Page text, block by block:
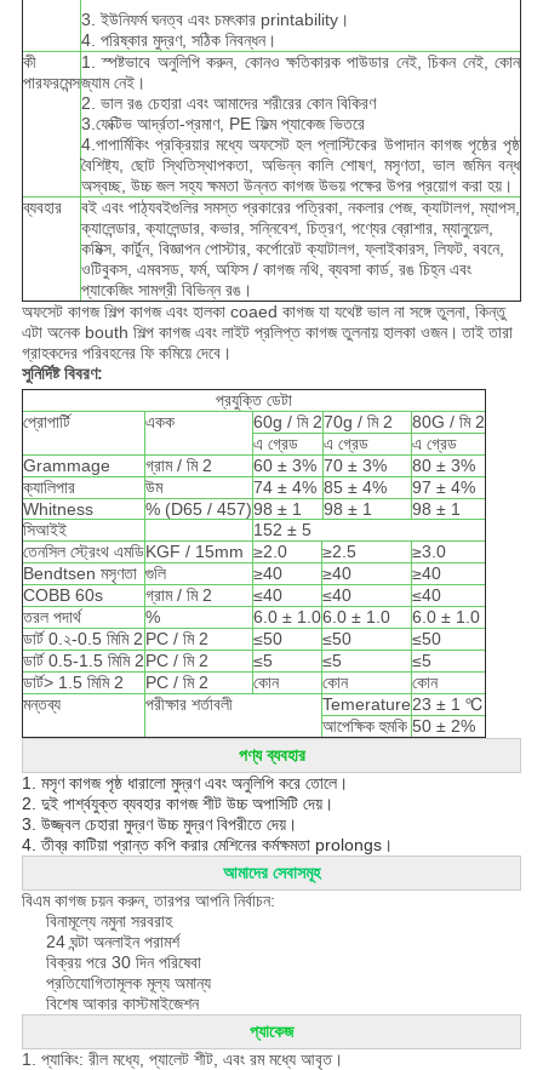
3. ইউনিফর্ম ঘনত্ব এবং চমৎকার printability।
4. পরিষ্কার মুদ্রণ, সঠিক নিবন্ধন।
কী
পারফরমেন্স
1. স্পষ্টভাবে অনুলিপি করুন, কোনও ক্ষতিকারক পাউডার নেই, চিকন নেই, কোন
জ্যাম নেই।
2. ভাল রঙ চেহারা এবং আমাদের শরীরের কোন বিকিরণ
3.ফেক্টিভ আর্দ্রতা-প্রমাণ, PE ফিল্ম প্যাকেজ ভিতরে
4.পাপার্মিকিং প্রক্রিয়ার মধ্যে অফসেট হল প্লাস্টিকের উপাদান কাগজ পৃষ্ঠের পৃষ্ঠ
বৈশিষ্ট্য, ছোট স্থিতিস্থাপকতা, অভিন্ন কালি শোষণ, মসৃণতা, ভাল জমিন বন্ধ
অস্বচ্ছ, উচ্চ জল সহ্য ক্ষমতা উন্নত কাগজ উভয় পক্ষের উপর প্রয়োগ করা হয়।
ব্যবহার
বই এবং পাঠ্যবইগুলির সমস্ত প্রকারের পত্রিকা, নকলার পেজ, ক্যাটালগ, ম্যাপস,
ক্যালেন্ডার, ক্যালেন্ডার, কভার, সন্নিবেশ, চিত্রণ, পণ্যের ব্রোশার, ম্যানুয়েল,
কমিক্স, কার্টুন, বিজ্ঞাপন পোস্টার, কর্পোরেট ক্যাটালগ, ফ্লাইকারস, লিফট, ববনে,
ওটিবুকস, এমবসড, ফর্ম, অফিস / কাগজ নথি, ব্যবসা কার্ড, রঙ চিহ্ন এবং
প্যাকেজিং সামগ্রী বিভিন্ন রঙ।
অফসেট কাগজ শিল্প কাগজ এবং হালকা coaed কাগজ যা যথেষ্ট ভাল না সঙ্গে তুলনা, কিন্তু
এটা অনেক bouth শিল্প কাগজ এবং লাইট প্রলিপ্ত কাগজ তুলনায় হালকা ওজন। তাই তারা
গ্রাহকদের পরিবহনের ফি কমিয়ে দেবে।
সুনির্দিষ্ট বিবরণ:
প্রযুক্তি ডেটা
প্রোপার্টি
একক 60g / মি 270g / মি 2
80G / মি 2
এ গ্রেড
এ গ্রেড
এ গ্রেড
Grammage
গ্রাম / মি 2 60 ± 3% 70 ± 3%
80 ± 3%
ক্যালিপার
উম 74 ± 4% 85 ± 4%
97 ± 4%
Whitness
% (D65 / 457)98 ± 1 98 ± 1
98 ± 1
সিআইই
152 ± 5
তেনসিল স্ট্রেংথ এমডিKGF / 15mm ≥2.0 ≥2.5
≥3.0
Bendtsen মসৃণতা গুলি ≥40 ≥40
≥40
COBB 60s
গ্রাম / মি 2 ≤40 ≤40
≤40
তরল পদার্থ
% 6.0 ± 1.06.0 ± 1.0
6.0 ± 1.0
ডার্ট 0.২-0.5 মিমি 2 PC / মি 2 ≤50 ≤50
≤50
ডার্ট 0.5-1.5 মিমি 2PC / মি 2 ≤5 ≤5
≤5
ডার্ট> 1.5 মিমি 2
PC / মি 2 কোন কোন
কোন
মন্তব্য
পরীক্ষার শর্তাবলী Temerature23 ± 1 ℃
আপেক্ষিক হুমকি 50 ± 2%
পণ্য ব্যবহার
1. মসৃণ কাগজ পৃষ্ঠ ধারালো মুদ্রণ এবং অনুলিপি করে তোলে।
2. দুই পার্শ্বযুক্ত ব্যবহার কাগজ শীট উচ্চ অপাসিটি দেয়।
3. উজ্জ্বল চেহারা মুদ্রণ উচ্চ মুদ্রণ বিপরীতে দেয়।
4. তীব্র কাটিয়া প্রান্ত কপি করার মেশিনের কর্মক্ষমতা prolongs।
আমাদের সেবাসমূহ
বিএম কাগজ চয়ন করুন, তারপর আপনি নির্বাচন:
বিনামূল্যে নমুনা সরবরাহ
24 ঘন্টা অনলাইন পরামর্শ
বিক্রয় পরে 30 দিন পরিষেবা
প্রতিযোগিতামূলক মূল্য অমান্য
বিশেষ আকার কাস্টমাইজেশন
প্যাকেজ
1. প্যাকিং: রীল মধ্যে, প্যালেট শীট, এবং রম মধ্যে আবৃত।